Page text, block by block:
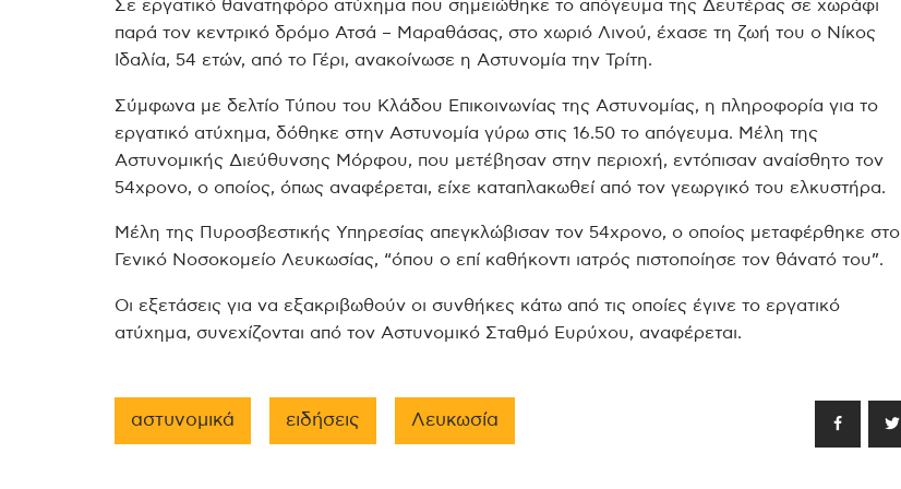
Σε εργατικό θανατηφόρο ατύχημα που σημειώθηκε το απόγευμα της Δευτέρας σε χωράφι
παρά τον κεντρικό δρόμο Ατσά – Μαραθάσας, στο χωριό Λινού, έχασε τη ζωή του ο Νίκος
Ιδαλία, 54 ετών, από το Γέρι, ανακοίνωσε η Αστυνομία την Τρίτη.
Σύμφωνα με δελτίο Τύπου του Κλάδου Επικοινωνίας της Αστυνομίας, η πληροφορία για το
εργατικό ατύχημα, δόθηκε στην Αστυνομία γύρω στις 16.50 το απόγευμα. Μέλη της
Αστυνομικής Διεύθυνσης Μόρφου, που μετέβησαν στην περιοχή, εντόπισαν αναίσθητο τον
54χρονο, ο οποίος, όπως αναφέρεται, είχε καταπλακωθεί από τον γεωργικό του ελκυστήρα.
Μέλη της Πυροσβεστικής Υπηρεσίας απεγκλώβισαν τον 54χρονο, ο οποίος μεταφέρθηκε στο
Γενικό Νοσοκομείο Λευκωσίας, “όπου ο επί καθήκοντι ιατρός πιστοποίησε τον θάνατό του”.
Οι εξετάσεις για να εξακριβωθούν οι συνθήκες κάτω από τις οποίες έγινε το εργατικό
ατύχημα, συνεχίζονται από τον Αστυνομικό Σταθμό Ευρύχου, αναφέρεται.
αστυνομικά ειδήσεις Λευκωσία